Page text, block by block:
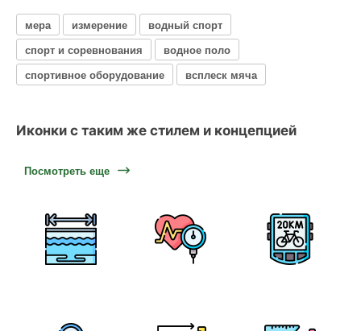
мера измерение
водный спорт
спорт и соревнования
водное поло
спортивное оборудование
всплеск мяча
Иконки с таким же стилем и концепцией
Посмотреть еще